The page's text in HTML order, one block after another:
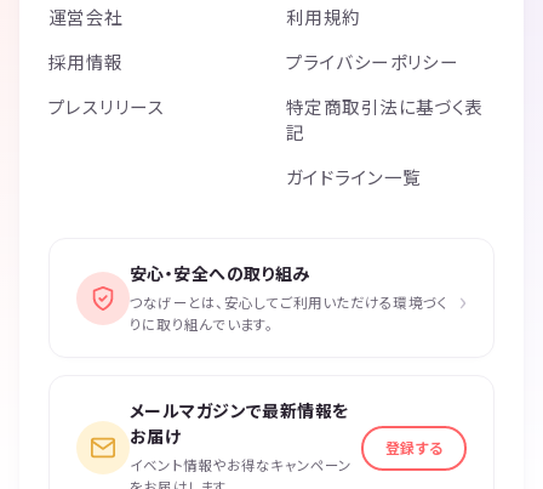
運営会社
採用情報
プレスリリース
利用規約
プライバシーポリシー
特定商取引法に基づく表
記
ガイドライン一覧
安心・安全への取り組み
つなげーとは、安心してご利用いただける環境づく
りに取り組んでいます。
›
メールマガジンで最新情報を
お届け
イベント情報やお得なキャンペーン
登録する